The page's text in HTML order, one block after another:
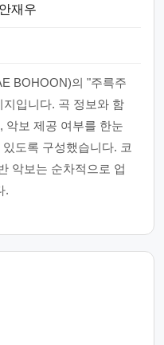
재우
BOHOON)의 "주륵주
지입니다. 곡 정보와 함
악보 제공 여부를 한눈
도록 구성했습니다. 코
악보는 순차적으로 업
.